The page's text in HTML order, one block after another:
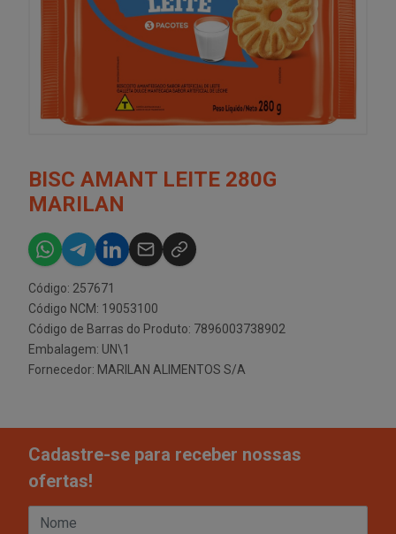
BISC AMANT LEITE 280G
MARILAN
Código: 257671
Código NCM: 19053100
Código de Barras do Produto: 7896003738902
Embalagem: UN\1
Fornecedor: MARILAN ALIMENTOS S/A
Cadastre-se para receber nossas
ofertas!